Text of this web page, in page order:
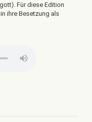
Für diese Edition
ihre Besetzung als